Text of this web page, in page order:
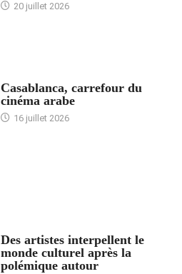
20 juillet 2026
Casablanca, carrefour du
cinéma arabe
16 juillet 2026
Des artistes interpellent le
monde culturel après la
polémique autour